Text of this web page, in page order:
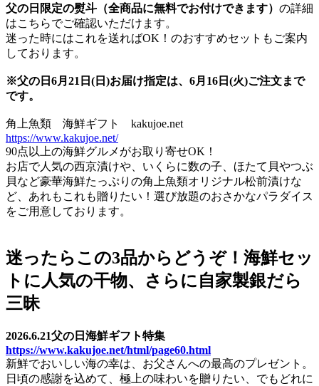
父の日限定の熨斗（全商品に無料でお付けできます） の詳細
はこちらでご確認いただけます。
迷った時にはこれを送ればOK！のおすすめセットもご案内
しております。
※父の日6月21日(日)お届け指定は、6月16日(火)ご注文まで
です。
角上魚類 海鮮ギフト kakujoe.net
https://www.kakujoe.net/
90点以上の海鮮グルメがお取り寄せOK！
お店で人気の西京漬けや、いくらに数の子、ほたて貝やつぶ
貝など豪華海鮮たっぷりの角上魚類オリジナル松前漬けな
ど、あれもこれも贈りたい！選び放題のおさかなパラダイス
をご用意しております。
迷ったらこの3品からどうぞ！海鮮セッ
トに人気の干物、さらに自家製銀だら
三昧
2026.6.21父の日海鮮ギフト特集
https://www.kakujoe.net/html/page60.html
新鮮でおいしい海の幸は、お父さんへの最高のプレゼント。
日頃の感謝を込めて、極上の味わいを贈りたい、でもどれに